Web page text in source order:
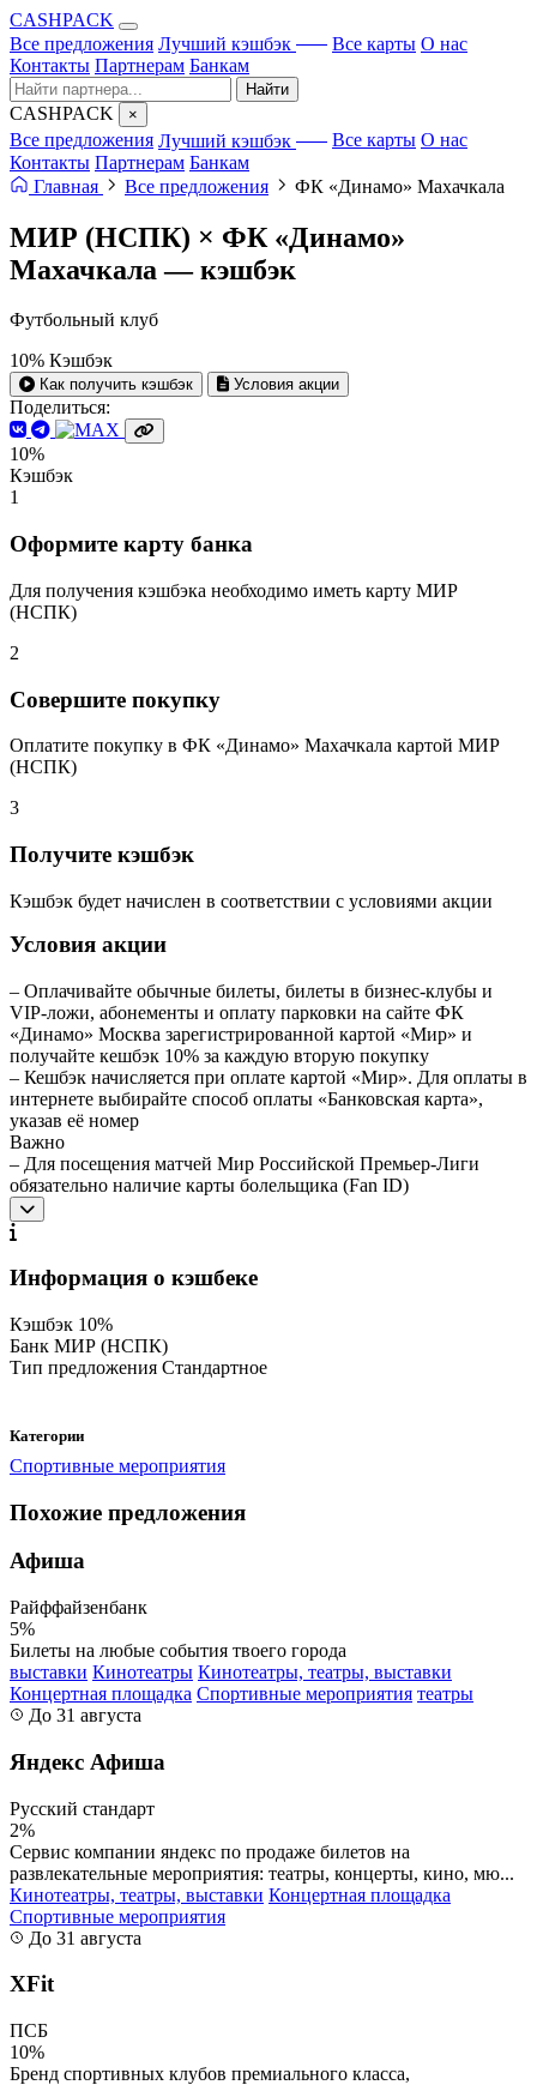
CASHPACK
Все предложения Лучший кэшбэк Все карты О нас
Контакты Партнерам Банкам
Найти
CASHPACK ×
Все предложения Лучший кэшбэк Все карты О нас
Контакты Партнерам Банкам
Главная
Все предложения ФК «Динамо» Махачкала
МИР (НСПК) × ФК «Динамо»
Махачкала —кэшбэк
Футбольный клуб
10% Кэшбэк
Как получить кэшбэк Условия акции
Поделиться:
10%
Кэшбэк
1
Оформите карту банка
Для получения кэшбэка необходимо иметь карту МИР
(НСПК)
2
Совершите покупку
Оплатите покупку в ФК «Динамо» Махачкала картой МИР
(НСПК)
3
Получите кэшбэк
Кэшбэк будет начислен в соответствии с условиями акции
Условия акции
– Оплачивайте обычные билеты, билеты в бизнес-клубы и
VIP-ложи, абонементы и оплату парковки на сайте ФК
«Динамо» Москва зарегистрированной картой «Мир» и
получайте кешбэк 10% за каждую вторую покупку
– Кешбэк начисляется при оплате картой «Мир». Для оплаты в
интернете выбирайте способ оплаты «Банковская карта»,
указав её номер
Важно
– Для посещения матчей Мир Российской Премьер-Лиги
обязательно наличие карты болельщика (Fan ID)
Информация о кэшбеке
Кэшбэк 10%
Банк МИР (НСПК)
Тип предложения Стандартное
Категории
Спортивные мероприятия
Похожие предложения
Афиша
Райффайзенбанк
5%
Билеты на любые события твоего города
выставки Кинотеатры Кинотеатры, театры, выставки
Концертная площадка Спортивные мероприятия театры
До 31 августа
Яндекс Афиша
Русский стандарт
2%
Сервис компании яндекс по продаже билетов на
развлекательные мероприятия: театры, концерты, кино, мю...
Кинотеатры, театры, выставки Концертная площадка
Спортивные мероприятия
До 31 августа
XFit
ПСБ
10%
Бренд спортивных клубов премиального класса,